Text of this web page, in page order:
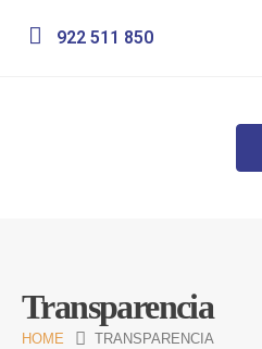
922 511 850
Transparencia
HOME TRANSPARENCIA